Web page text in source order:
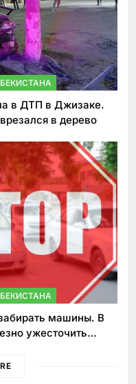
в ДТП в Джизаке.
в дерево
машины. В
ужесточить